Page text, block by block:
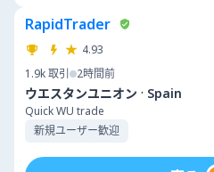
RapidTrader
4.93
1.9k取引 2時間前
ウエスタンユニオン · Spain
Quick WU trade
新規ユーザー歓迎